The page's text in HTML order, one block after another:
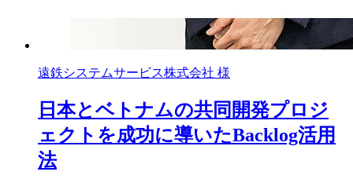
遠鉄システムサービス株式会社 様
日本とベトナムの共同開発プロジ
ェクトを成功に導いたBacklog活用
法